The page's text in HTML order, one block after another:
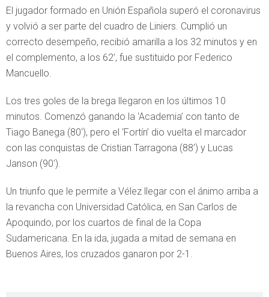
El jugador formado en Unión Española superó el coronavirus
y volvió a ser parte del cuadro de Liniers. Cumplió un
correcto desempeño, recibió amarilla a los 32 minutos y en
el complemento, a los 62’, fue sustituido por Federico
Mancuello.
Los tres goles de la brega llegaron en los últimos 10
minutos. Comenzó ganando la ‘Academia’ con tanto de
Tiago Banega (80′), pero el ‘Fortín’ dio vuelta el marcador
con las conquistas de Cristian Tarragona (88′) y Lucas
Janson (90′).
Un triunfo que le permite a Vélez llegar con el ánimo arriba a
la revancha con Universidad Católica, en San Carlos de
Apoquindo, por los cuartos de final de la Copa
Sudamericana. En la ida, jugada a mitad de semana en
Buenos Aires, los cruzados ganaron por 2-1.